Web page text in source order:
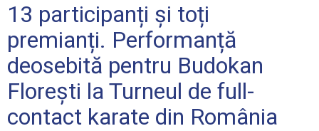
13 participanți și toți
premianți. Performanță
deosebită pentru Budokan
Florești la Turneul de full-
contact karate din România